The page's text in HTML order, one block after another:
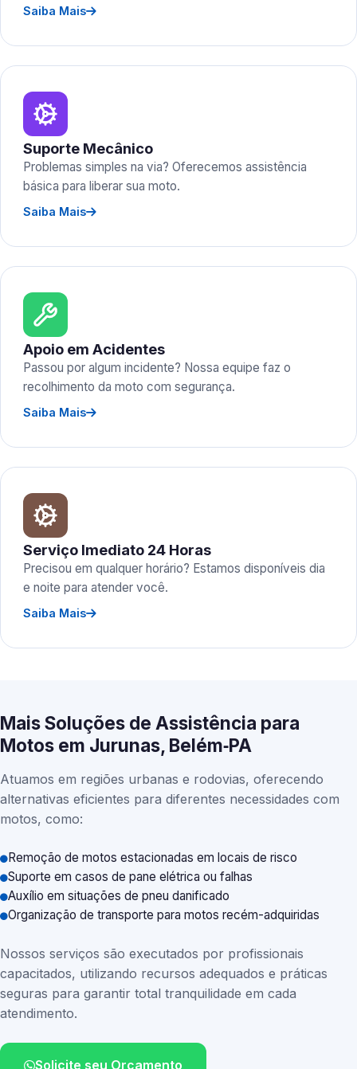
Saiba Mais
Suporte Mecânico
Problemas simples na via? Oferecemos assistência
básica para liberar sua moto.
Saiba Mais
Apoio em Acidentes
Passou por algum incidente? Nossa equipe faz o
recolhimento da moto com segurança.
Saiba Mais
Serviço Imediato 24 Horas
Precisou em qualquer horário? Estamos disponíveis dia
e noite para atender você.
Saiba Mais
Mais Soluções de Assistência para
Motos em Jurunas, Belém‑PA
Atuamos em regiões urbanas e rodovias, oferecendo
alternativas eficientes para diferentes necessidades com
motos, como:
Remoção de motos estacionadas em locais de risco
Suporte em casos de pane elétrica ou falhas
Auxílio em situações de pneu danificado
Organização de transporte para motos recém-adquiridas
Nossos serviços são executados por profissionais
capacitados, utilizando recursos adequados e práticas
seguras para garantir total tranquilidade em cada
atendimento.
Solicite seu Orçamento